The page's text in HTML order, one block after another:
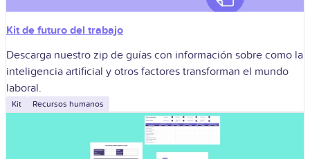
Kit de futuro del trabajo
Descarga nuestro zip de guías con información sobre como la
inteligencia artificial y otros factores transforman el mundo
laboral.
Kit Recursos humanos